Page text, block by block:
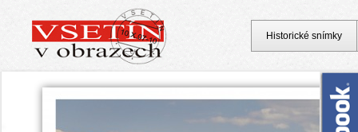
Historické snímky